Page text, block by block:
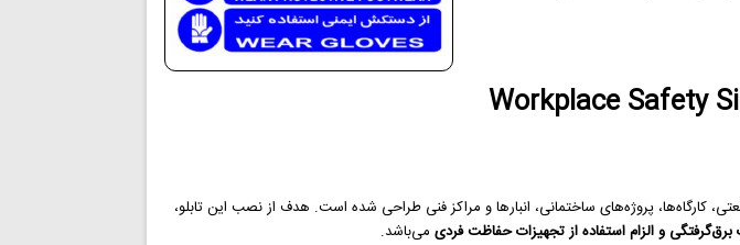
Workplace Safety
کارگاه‌ها، پروژه‌های ساختمانی، انبارها و مراکز فنی طراحی شده است. هدف از نصب این تابلو،
و الزام استفاده از تجهیزات حفاظت فردیمی‌باشد.